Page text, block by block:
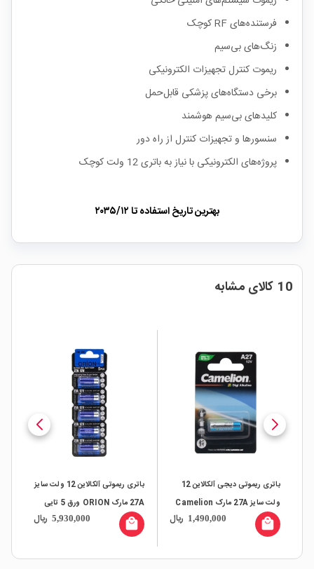
فرستنده‌های RF کوچک
زنگ‌های بی‌سیم
ریموت کنترل تجهیزات الکترونیکی
برخی دستگاه‌های پزشکی قابل‌حمل
کلیدهای بی‌سیم هوشمند
سنسورها و تجهیزات کنترل از راه دور
پروژه‌های الکترونیکی با نیاز به باتری 12 ولت کوچک
بهترین تاریخ استفاده تا۲۰۳۵/۱۲
10 کالای مشابه
باتری ریموتی دیجی آلکالاین 12
ولت سایز 27A مارک Camelion
1,490,000 ریال local_mall
باتری ریموتی آلکالاین 12 ولت سایز
27A مارک ORION ورق 5 تایی
5,930,000 ریال local_mall